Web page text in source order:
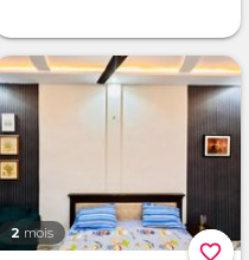
favorite_border
2 mois